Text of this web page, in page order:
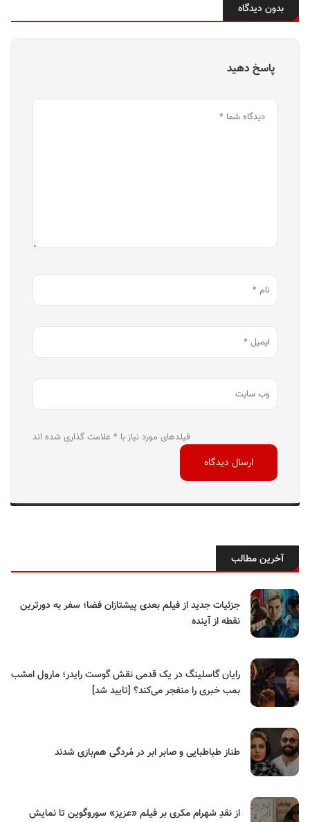
بدون دیدگاه
پاسخ دهید
فیلدهای مورد نیاز با * علامت گذاری شده اند
آخرین مطالب
جزئیات جدید از فیلم بعدی پیشتازان فضا؛ سفر به دورترین
نقطه از آینده
رایان گاسلینگ در یک قدمی نقش گوست رایدر؛ مارول امشب
بمب خبری را منفجر می‌کند؟ [تایید شد]
طناز طباطبایی و صابر ابر در مُردگی هم‌بازی شدند
از نقدِ شهرام مکری بر فیلم «عزیز» سوروگوین تا نمایش